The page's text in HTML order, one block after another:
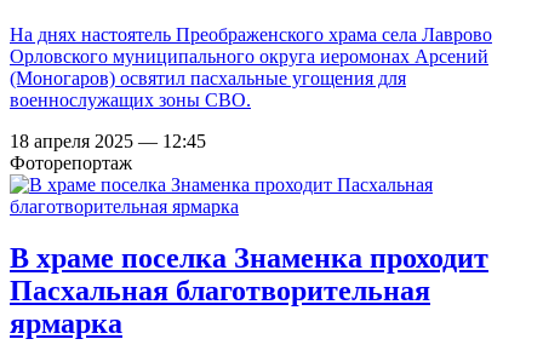
На днях настоятель Преображенского храма села Лаврово
Орловского муниципального округа иеромонах Арсений
(Моногаров) освятил пасхальные угощения для
военнослужащих зоны СВО.
18 апреля 2025 — 12:45
Фоторепортаж
В храме поселка Знаменка проходит
Пасхальная благотворительная
ярмарка